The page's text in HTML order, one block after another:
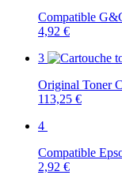
Compatible
4,92 €
3
Original Toner
113,25 €
4
Compatible
2,92 €